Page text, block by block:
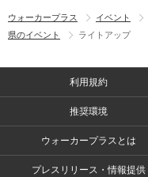
ウォーカープラス イベント
県のイベント
ライトアップ
利用規約
推奨環境
ウォーカープラスとは
プレスリリース・情報提供